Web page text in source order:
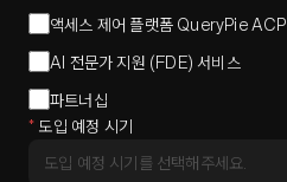
액세스 제어 플랫폼 QueryPie ACP
AI 전문가 지원 (FDE) 서비스
파트너십
* 도입 예정 시기